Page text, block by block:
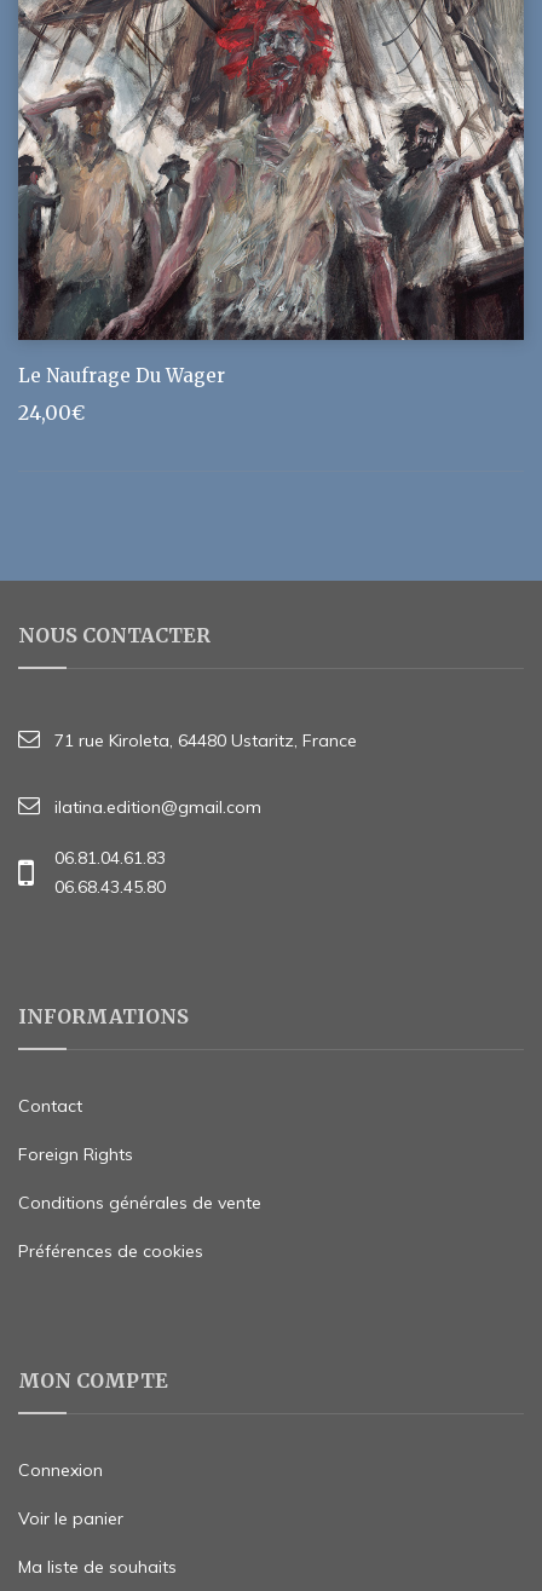
Le Naufrage Du Wager
24,00€
NOUS CONTACTER
71 rue Kiroleta, 64480 Ustaritz, France
ilatina.edition@gmail.com
06.81.04.61.83
06.68.43.45.80
INFORMATIONS
Contact
Foreign Rights
Conditions générales de vente
Préférences de cookies
MON COMPTE
Connexion
Voir le panier
Ma liste de souhaits